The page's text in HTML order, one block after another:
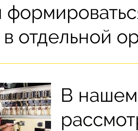
отдельной
В